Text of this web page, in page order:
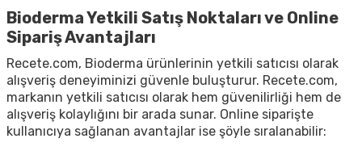
Bioderma Yetkili Satış Noktaları ve Online
Sipariş Avantajları
Recete.com, Bioderma ürünlerinin yetkili satıcısı olarak
alışveriş deneyiminizi güvenle buluşturur. Recete.com,
markanın yetkili satıcısı olarak hem güvenilirliği hem de
alışveriş kolaylığını bir arada sunar. Online siparişte
kullanıcıya sağlanan avantajlar ise şöyle sıralanabilir: